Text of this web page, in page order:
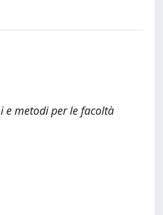
e metodi per le facoltà